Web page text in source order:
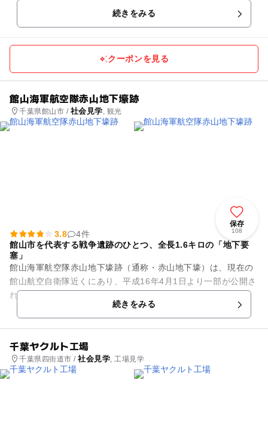
続きをみる
クーポンを見る
館山海軍航空隊赤山地下壕跡
千葉県館山市 / 社会見学, 観光
保存
108
3.8
4件
館山市を代表する戦争遺跡のひとつ、全長1.6キロの「地下要
塞」
館山海軍航空隊赤山地下壕跡（通称・赤山地下壕）は、現在の
館山航空自衛隊近くにあり、平成16年4月1日より一部が公開さ
れています。 合計した長さが約1.6キロの大きな壕で、館山市
続きをみる
千葉ヤクルト工場
千葉県四街道市 /社会見学, 工場見学